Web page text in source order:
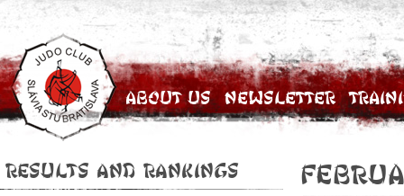
About Us Newsletter
Results and Rankings